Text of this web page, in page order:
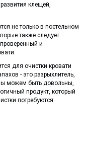
клещей,
не только в постельном
также следует
и
для очистки кровати
- это разрыхлитель,
можем быть довольны,
продукт, который
потребуются: